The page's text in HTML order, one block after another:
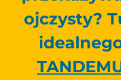
ojczysty?